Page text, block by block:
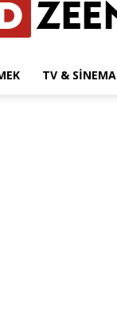
TV & SINEMA